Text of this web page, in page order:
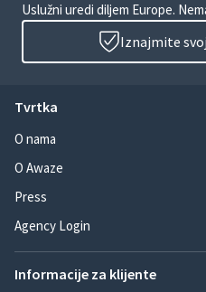
Uslužni uredi diljem Europe.
Iznajmite
Tvrtka
O nama
O Awaze
Press
Agency Login
Informacije za klijente